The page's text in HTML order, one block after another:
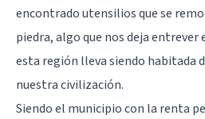
encontrado utensilios que se
piedra, algo que nos deja entrever
esta región lleva siendo habitada
nuestra civilización.
Siendo el municipio con la renta